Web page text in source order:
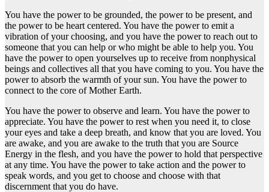
You have the power to be grounded, the power to be present, and
the power to be heart centered. You have the power to emit a
vibration of your choosing, and you have the power to reach out to
someone that you can help or who might be able to help you. You
have the power to open yourselves up to receive from nonphysical
beings and collectives all that you have coming to you. You have the
power to absorb the warmth of your sun. You have the power to
connect to the core of Mother Earth.
You have the power to observe and learn. You have the power to
appreciate. You have the power to rest when you need it, to close
your eyes and take a deep breath, and know that you are loved. You
are awake, and you are awake to the truth that you are Source
Energy in the flesh, and you have the power to hold that perspective
at any time. You have the power to take action and the power to
speak words, and you get to choose and choose with that
discernment that you do have.